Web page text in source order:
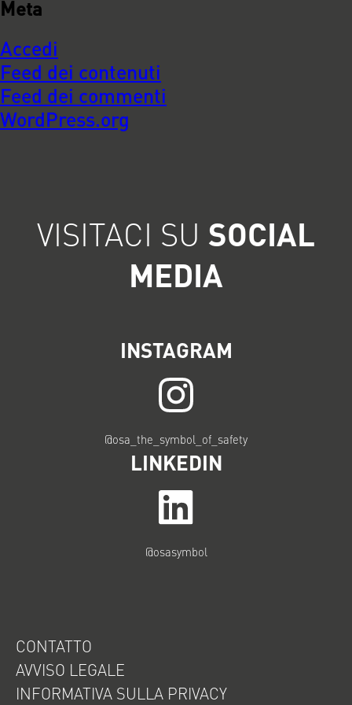
Meta
Accedi
Feed dei contenuti
Feed dei commenti
WordPress.org
VISITACI SU SOCIAL
MEDIA
INSTAGRAM
@osa_the_symbol_of_safety
LINKEDIN
@osasymbol
CONTATTO
AVVISO LEGALE
INFORMATIVA SULLA PRIVACY